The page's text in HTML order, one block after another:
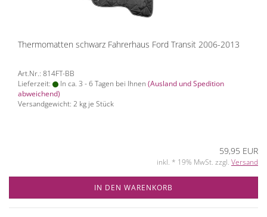
Thermomatten schwarz Fahrerhaus Ford Transit 2006-2013
Art.Nr.: 814FT-BB
Lieferzeit:
In ca. 3 - 6 Tagen bei Ihnen (Ausland und Spedition
abweichend)
Versandgewicht: 2 kg je Stück
59,95 EUR
inkl. * 19% MwSt. zzgl. Versand
IN DEN WARENKORB